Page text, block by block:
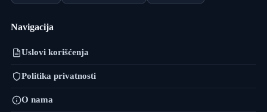
Navigacija
Uslovi korišćenja
Politika privatnosti
O nama